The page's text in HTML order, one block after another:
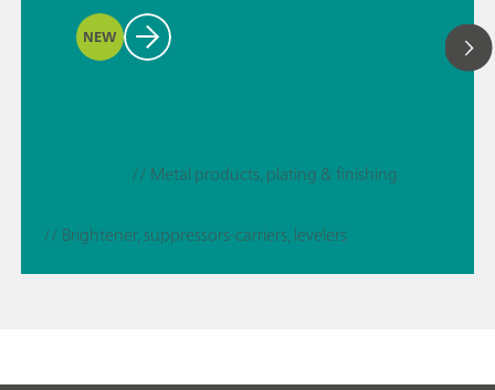
NEW
// Metal products, plating & finishing
// Brightener, suppressors-carriers, levelers